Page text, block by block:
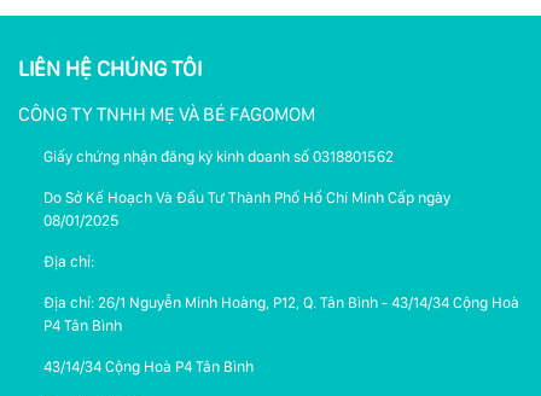
LIÊN HỆ CHÚNG TÔI
CÔNG TY TNHH MẸ VÀ BÉ FAGOMOM
Giấy chứng nhận đăng ký kinh doanh số 0318801562
Do Sở Kế Hoạch Và Đầu Tư Thành Phố Hồ Chí Minh Cấp ngày
08/01/2025
Địa chỉ:
Địa chỉ: 26/1 Nguyễn Minh Hoàng, P12, Q. Tân Bình - 43/14/34 Cộng Hoà
P4 Tân Bình
43/14/34 Cộng Hoà P4 Tân Bình